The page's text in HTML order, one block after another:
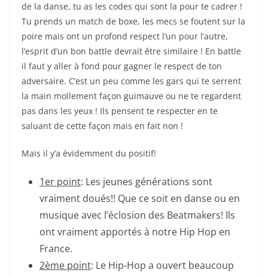
de la danse, tu as les codes qui sont la pour te cadrer !
Tu prends un match de boxe, les mecs se foutent sur la
poire mais ont un profond respect l’un pour l’autre,
l’esprit d’un bon battle devrait être similaire ! En battle
il faut y aller à fond pour gagner le respect de ton
adversaire. C’est un peu comme les gars qui te serrent
la main mollement façon guimauve ou ne te regardent
pas dans les yeux ! Ils pensent te respecter en te
saluant de cette façon mais en fait non !
Mais il y’a évidemment du positif!
1er point: Les jeunes générations sont
vraiment doués!! Que ce soit en danse ou en
musique avec l’éclosion des Beatmakers! Ils
ont vraiment apportés à notre Hip Hop en
France.
2ème point: Le Hip-Hop a ouvert beaucoup